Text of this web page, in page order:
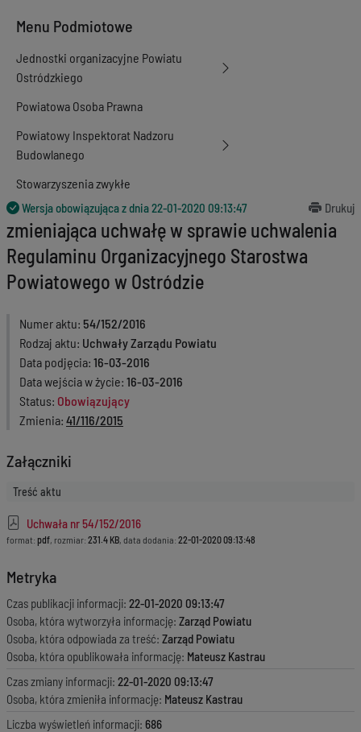
Menu Podmiotowe
Jednostki organizacyjne Powiatu
Ostródzkiego
Powiatowa Osoba Prawna
Powiatowy Inspektorat Nadzoru
Budowlanego
Stowarzyszenia zwykłe
Wersja obowiązująca z dnia22-01-2020 09:13:47 Drukuj
zmieniająca uchwałę w sprawie uchwalenia
Regulaminu Organizacyjnego Starostwa
Powiatowego w Ostródzie
Numer aktu 54/152/2016
Rodzaj aktu Uchwały Zarządu Powiatu
Data podjęcia 16-03-2016
Data wejścia w życie 16-03-2016
Status Obowiązujący
Zmienia 41/116/2015
Załączniki
Treść aktu
Uchwała nr 54/152/2016
format: pdf, rozmiar: 231.4 KB, data dodania: 22-01-2020 09:13:48
Metryka
Czas publikacji informacji: 22-01-2020 09:13:47
Osoba, która wytworzyła informację: Zarząd Powiatu
Osoba, która odpowiada za treść: Zarząd Powiatu
Osoba, która opublikowała informację: Mateusz Kastrau
Czas zmiany informacji: 22-01-2020 09:13:47
Osoba, która zmieniła informację: Mateusz Kastrau
Liczba wyświetleń informacji: 686